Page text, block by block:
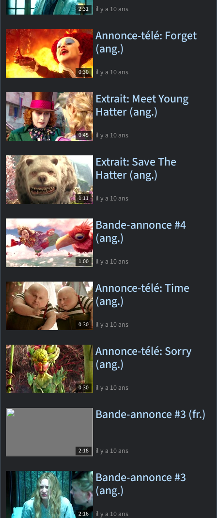
2:31 il y a 10 ans
0:30
Annonce-télé: Forget
(ang.)
il y a 10 ans
0:45
Extrait: Meet Young
Hatter (ang.)
il y a 10 ans
1:11
Extrait: Save The
Hatter (ang.)
il y a 10 ans
1:00
Bande-annonce #4
(ang.)
il y a 10 ans
0:30
Annonce-télé: Time
(ang.)
il y a 10 ans
0:30
Annonce-télé: Sorry
(ang.)
il y a 10 ans
2:18
Bande-annonce #3 (fr.)
il y a 10 ans
2:16
Bande-annonce #3
(ang.)
il y a 10 ans